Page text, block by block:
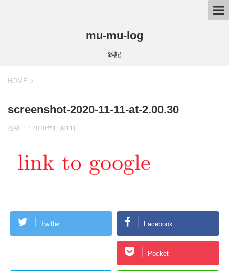
mu-mu-log
雑記
HOME >
screenshot-2020-11-11-at-2.00.30
投稿日： 2020年11月11日
Twitter Facebook
Pocket